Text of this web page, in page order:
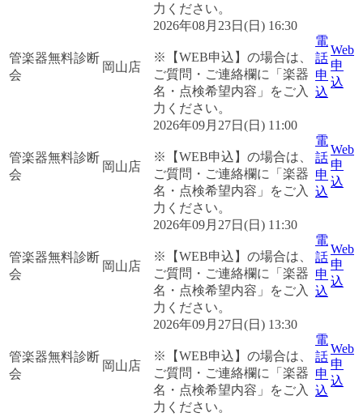
力ください。
管楽器無料診断
会
岡山店
2026年08月23日(日) 16:30
※【WEB申込】の場合は、
ご質問・ご連絡欄に「楽器
名・点検希望内容」をご入
力ください。
電
話
申
込
Web
申
込
管楽器無料診断
会
岡山店
2026年09月27日(日) 11:00
※【WEB申込】の場合は、
ご質問・ご連絡欄に「楽器
名・点検希望内容」をご入
力ください。
電
話
申
込
Web
申
込
管楽器無料診断
会
岡山店
2026年09月27日(日) 11:30
※【WEB申込】の場合は、
ご質問・ご連絡欄に「楽器
名・点検希望内容」をご入
力ください。
電
話
申
込
Web
申
込
管楽器無料診断
会
岡山店
2026年09月27日(日) 13:30
※【WEB申込】の場合は、
ご質問・ご連絡欄に「楽器
名・点検希望内容」をご入
力ください。
電
話
申
込
Web
申
込